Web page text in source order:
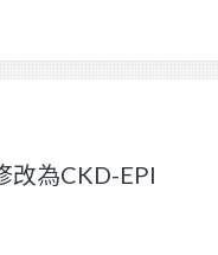
改為CKD-EPI